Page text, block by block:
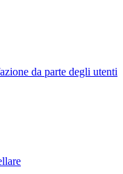
da parte degli utenti